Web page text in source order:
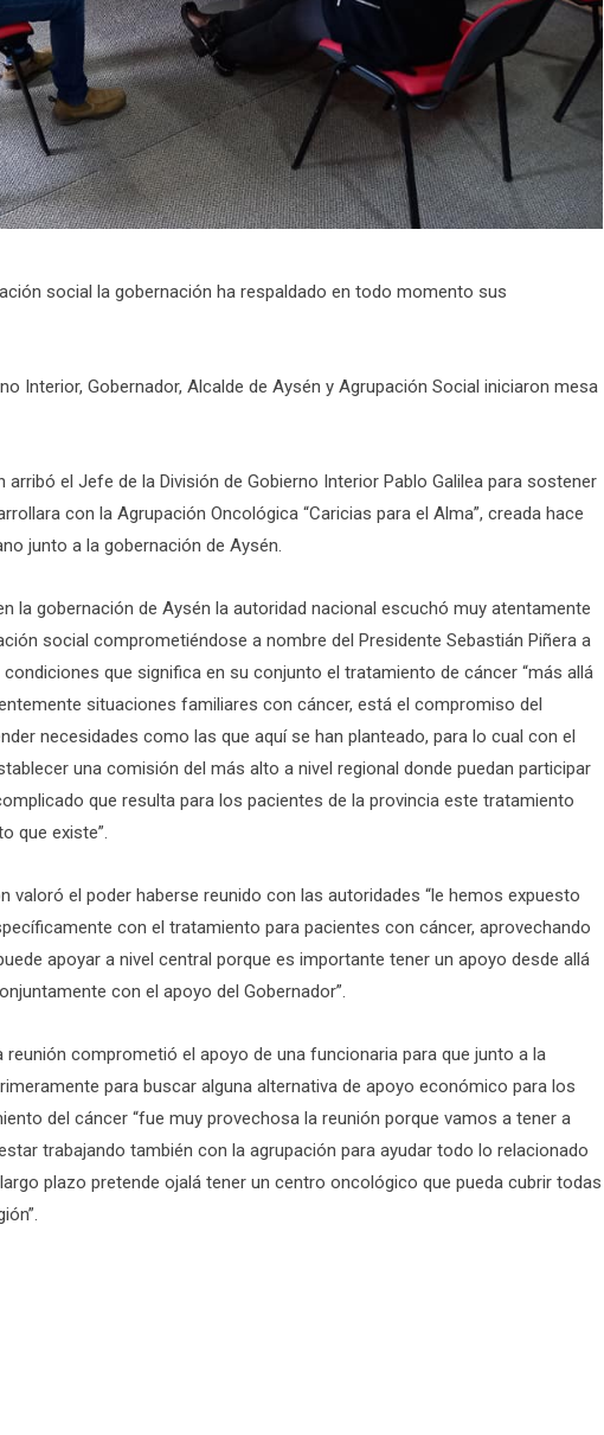
social la gobernación ha respaldado en todo momento sus
Interior, Gobernador, Alcalde de Aysén y Agrupación Social iniciaron mesa
el Jefe de la División de Gobierno Interior Pablo Galilea para sostener
con la Agrupación Oncológica “Caricias para el Alma”, creada hace
junto a la gobernación de Aysén.
la gobernación de Aysén la autoridad nacional escuchó muy atentamente
social comprometiéndose a nombre del Presidente Sebastián Piñera a
que significa en su conjunto el tratamiento de cáncer “más allá
situaciones familiares con cáncer, está el compromiso del
necesidades como las que aquí se han planteado, para lo cual con el
una comisión del más alto a nivel regional donde puedan participar
que resulta para los pacientes de la provincia este tratamiento
que existe”.
valoró el poder haberse reunido con las autoridades “le hemos expuesto
con el tratamiento para pacientes con cáncer, aprovechando
apoyar a nivel central porque es importante tener un apoyo desde allá
con el apoyo del Gobernador”.
reunión comprometió el apoyo de una funcionaria para que junto a la
para buscar alguna alternativa de apoyo económico para los
del cáncer “fue muy provechosa la reunión porque vamos a tener a
trabajando también con la agrupación para ayudar todo lo relacionado
plazo pretende ojalá tener un centro oncológico que pueda cubrir todas